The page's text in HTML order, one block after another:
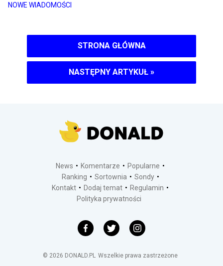
NOWE WIADOMOŚCI
STRONA GŁÓWNA
NASTĘPNY ARTYKUŁ »
News Komentarze
Popularne
Ranking
Sortownia
Sondy
Kontakt
Dodaj temat
Regulamin
Polityka prywatności
© 2026 DONALD.PL Wszelkie prawa zastrzeżone